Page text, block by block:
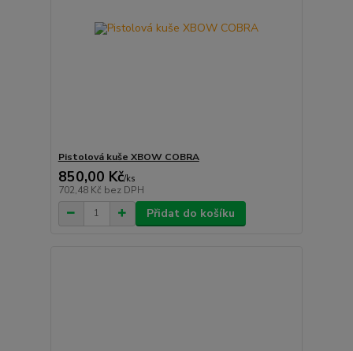
Pistolová kuše XBOW COBRA
850,00 Kč/ks
702,48 Kč bez DPH
Přidat do košíku